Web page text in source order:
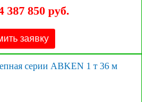
387 850 руб.
заявку